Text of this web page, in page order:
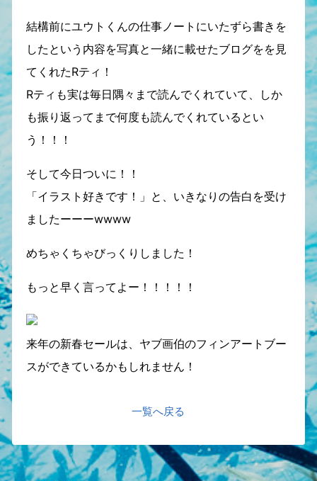
結構前にユウトくんの仕事ノートにいたずら書きを
したという内容を写真と一緒に載せたブログをを見
てくれたRティ！
Rティも実は毎日隅々まで読んでくれていて、しか
も振り返ってまで何度も読んでくれているとい
う！！！
そして今日ついに！！
「イラスト好きです！」と、いきなりの告白を受け
ましたーーーwwww
めちゃくちゃびっくりしました！
もっと早く言ってよー！！！！！
来年の新春セールは、ヤブ画伯のフィンアートブー
スができているかもしれません！
一覧へ戻る